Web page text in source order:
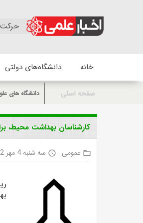
حرکت
خانه دانشگاه‌های دولتی
صفحه اصلی دانشگاه های
کارشناسان بهداشت محیط،
folder_open عمومی access_time سه شنبه 4 مهر 1402 ساعت 6:2